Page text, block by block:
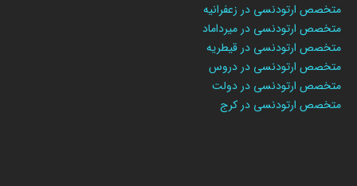
متخصص ارتودنسی در زعفرانیه
متخصص ارتودنسی در میرداماد
متخصص ارتودنسی در قیطریه
متخصص ارتودنسی در دروس
متخصص ارتودنسی در دولت
متخصص ارتودنسی در کرج